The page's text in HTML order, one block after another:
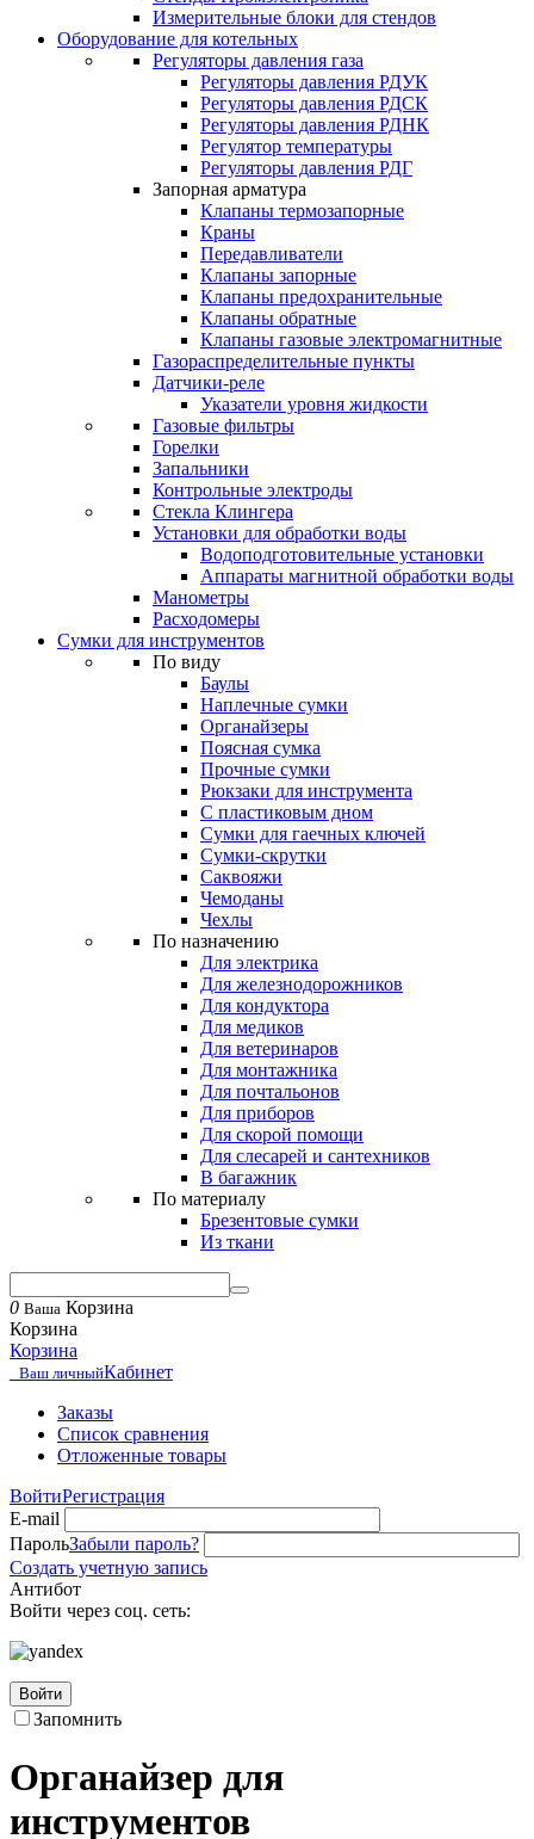
Измерительные блоки для стендов
Оборудование для котельных
Регуляторы давления газа
Регуляторы давления РДУК
Регуляторы давления РДСК
Регуляторы давления РДНК
Регулятор температуры
Регуляторы давления РДГ
Запорная арматура
Клапаны термозапорные
Краны
Передавливатели
Клапаны запорные
Клапаны предохранительные
Клапаны обратные
Клапаны газовые электромагнитные
Газораспределительные пункты
Датчики-реле
Указатели уровня жидкости
Газовые фильтры
Горелки
Запальники
Контрольные электроды
Стекла Клингера
Установки для обработки воды
Водоподготовительные установки
Аппараты магнитной обработки воды
Манометры
Расходомеры
Сумки для инструментов
По виду
Баулы
Наплечные сумки
Органайзеры
Поясная сумка
Прочные сумки
Рюкзаки для инструмента
С пластиковым дном
Сумки для гаечных ключей
Сумки-скрутки
Саквояжи
Чемоданы
Чехлы
По назначению
Для электрика
Для железнодорожников
Для кондуктора
Для медиков
Для ветеринаров
Для монтажника
Для почтальонов
Для приборов
Для скорой помощи
Для слесарей и сантехников
В багажник
По материалу
Брезентовые сумки
Из ткани
0 Ваша Корзина
Корзина
Корзина
Ваш личныйКабинет
Заказы
Список сравнения
Отложенные товары
ВойтиРегистрация
E-mail
ПарольЗабыли пароль?
Создать учетную запись
Антибот
Войти через соц. сеть:
Войти
Запомнить
Органайзер для
инструментов